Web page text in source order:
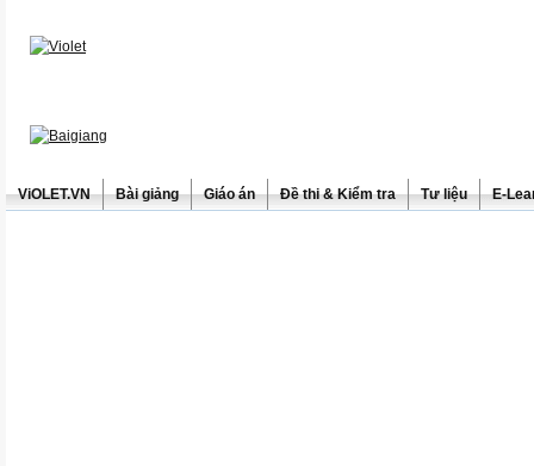
ViOLET.VN Bài giảng Giáo án Đề thi & Kiểm tra Tư liệu E-